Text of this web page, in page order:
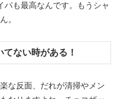
パも最高なんです。もうシャ
。
ない時がある！
な反面、だれが清掃やメン